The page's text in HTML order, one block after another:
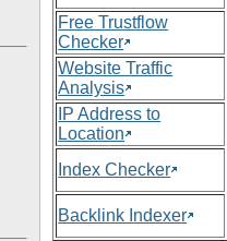
Free Trustflow
Checker
Website Traffic
Analysis
IP Address to
Location
Index Checker
Backlink Indexer